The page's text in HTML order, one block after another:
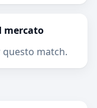
mercato
match.